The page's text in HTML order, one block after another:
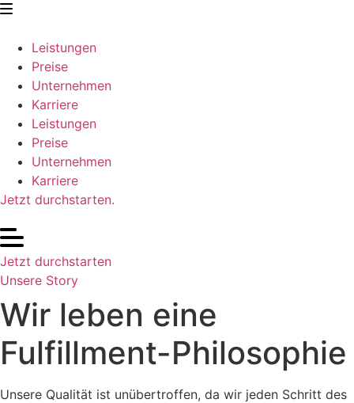
Zum
springenLeistungen
Preise
Unternehmen
Karriere
Leistungen
Preise
Unternehmen
Karriere
Jetzt durchstarten.
Jetzt durchstarten
Unsere Story
Wir leben eine
Fulfillment-Philosophie
Unsere Qualität ist unübertroffen, da wir jeden Schritt des